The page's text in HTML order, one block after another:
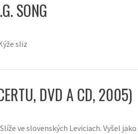
SONG
sliz
DVD A CD, 2005)
ve slovenských Leviciach. Vyšel jako